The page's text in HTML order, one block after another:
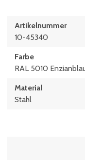
Artikelnummer
10-45340
Farbe
RAL 5010
Material
Stahl